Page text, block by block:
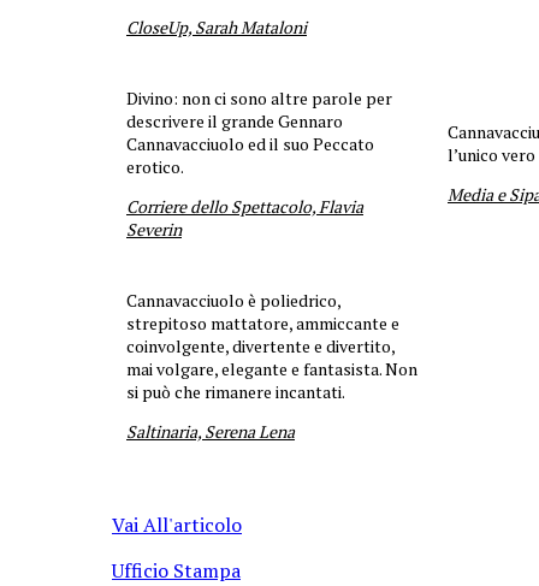
CloseUp, Sarah Mataloni
Divino: non ci sono altre parole per
descrivere il grande Gennaro
Cannavacciuolo ed il suo Peccato
erotico.
Corriere dello Spettacolo, Flavia
Severin
l’unico
Media e
Cannavacciuolo è poliedrico,
strepitoso mattatore, ammiccante e
coinvolgente, divertente e divertito,
mai volgare, elegante e fantasista. Non
si può che rimanere incantati.
Saltinaria, Serena Lena
Vai All'articolo
Ufficio Stampa